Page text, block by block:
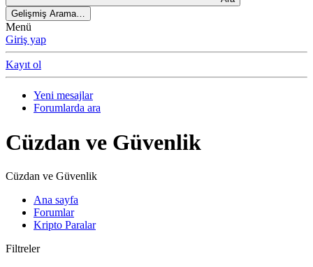
Gelişmiş Arama…
Menü
Giriş yap
Kayıt ol
Yeni mesajlar
Forumlarda ara
Cüzdan ve Güvenlik
Cüzdan ve Güvenlik
Ana sayfa
Forumlar
Kripto Paralar
Filtreler